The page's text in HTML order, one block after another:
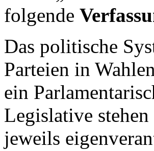
folgende
Das politische
Parteien in
ein
Legislative
jeweils